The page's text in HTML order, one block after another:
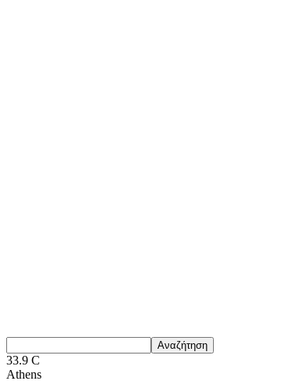
33.9 C
Athens